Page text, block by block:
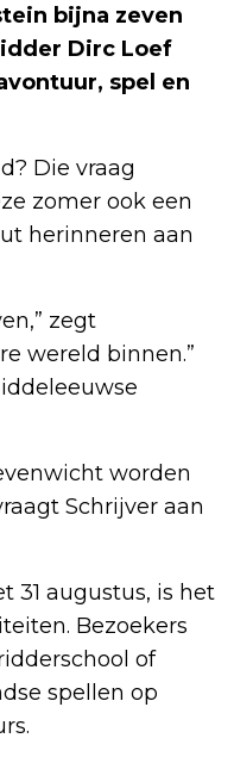
bijna zeven
Dirc Loef
spel en
Die vraag
zomer ook een
herinneren aan
zegt
wereld binnen.”
worden
Schrijver aan
31 augustus, is het
Bezoekers
of
spellen op